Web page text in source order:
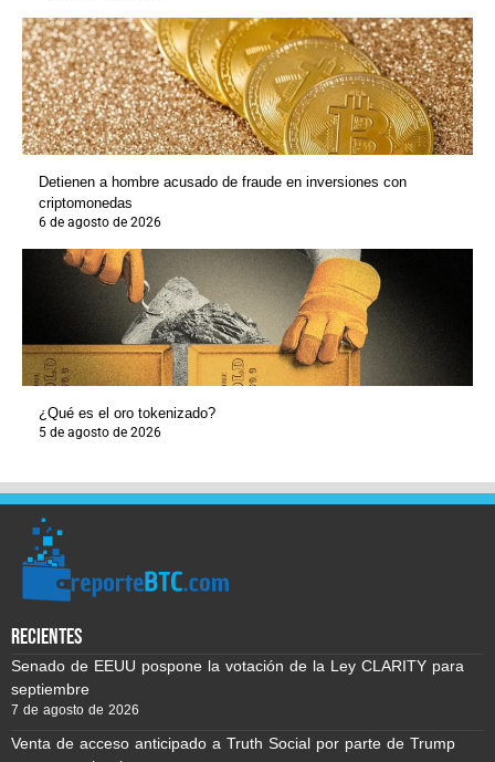
Detienen a hombre acusado de fraude en inversiones con
criptomonedas
6 de agosto de 2026
¿Qué es el oro tokenizado?
5 de agosto de 2026
recientes
Senado de EEUU pospone la votación de la Ley CLARITY para
septiembre
7 de agosto de 2026
Venta de acceso anticipado a Truth Social por parte de Trump